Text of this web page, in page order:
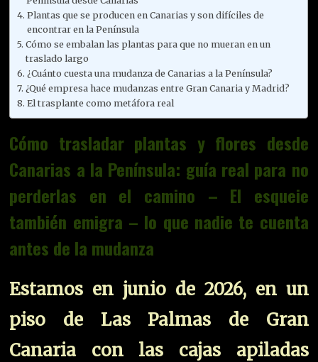
Plantas que se producen en Canarias y son difíciles de
encontrar en la Península
Cómo se embalan las plantas para que no mueran en un
traslado largo
¿Cuánto cuesta una mudanza de Canarias a la Península?
¿Qué empresa hace mudanzas entre Gran Canaria y Madrid?
El trasplante como metáfora real
Cómo trasladar plantas y flores desde
Canarias a la Península: guía real para no
perderlas en el camino – El esqueie
también emigra – lo que nadie te cuenta
antes de la mudanza
Estamos en junio de 2026, en un
piso de Las Palmas de Gran
Canaria con las cajas apiladas